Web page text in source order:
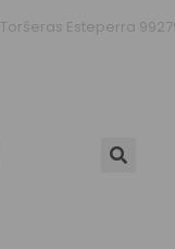
Toršeras Esteperra